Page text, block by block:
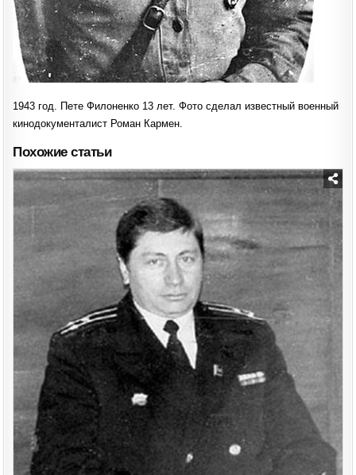
1943 год. Пете Филоненко 13 лет. Фото сделал известный военный
кинодокументалист Роман Кармен.
Похожие статьи
Posted
in